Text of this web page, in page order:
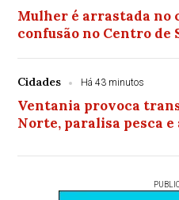
Mulher é arrastada no
confusão no Centro de
Cidades Há 43 minutos
Ventania provoca
Norte, paralisa pesca